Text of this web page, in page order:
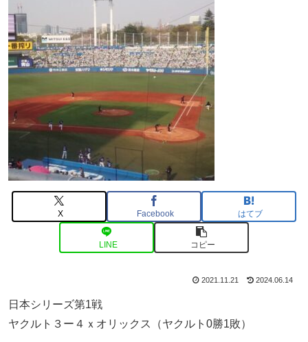
X Facebook はてブ
LINE コピー
2021.11.21 2024.06.14
日本シリーズ第1戦
ヤクルト３ー４ｘオリックス（ヤクルト0勝1敗）